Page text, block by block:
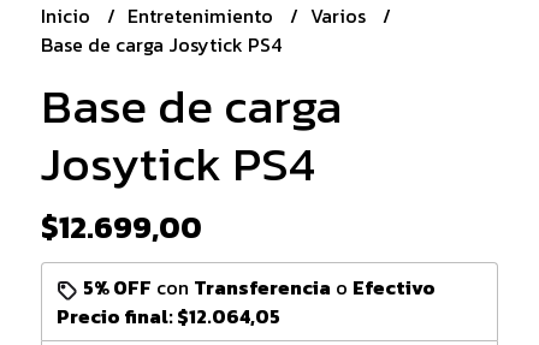
Inicio Entretenimiento
Varios
Base de carga Josytick PS4
Base de carga
Josytick PS4
$12.699,00
5% OFF con Transferencia o Efectivo
Precio final:$12.064,05